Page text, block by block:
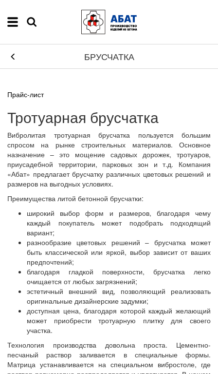
БРУСЧАТКА
Прайс-лист
Тротуарная брусчатка
Вибролитая тротуарная брусчатка пользуется большим
спросом на рынке строительных материалов. Основное
назначение – это мощение садовых дорожек, тротуаров,
приусадебной территории, парковых зон и т.д. Компания
«Абат» предлагает брусчатку различных цветовых решений и
размеров на выгодных условиях.
Преимущества литой бетонной брусчатки:
широкий выбор форм и размеров, благодаря чему
каждый покупатель может подобрать подходящий
вариант;
разнообразие цветовых решений – брусчатка может
быть классической или яркой, выбор зависит от ваших
предпочтений;
благодаря гладкой поверхности, брусчатка легко
очищается от любых загрязнений;
эстетичный внешний вид, позволяющий реализовать
оригинальные дизайнерские задумки;
доступная цена, благодаря которой каждый желающий
может приобрести тротуарную плитку для своего
участка.
Технология производства довольна проста. Цементно-
песчаный раствор заливается в специальные формы.
Матрица устанавливается на специальном вибростоле, где